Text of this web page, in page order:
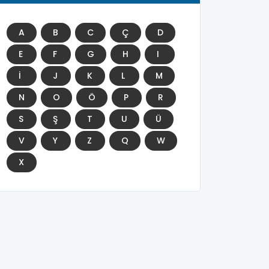
A B C Ç
D
E
F G H
I
İ
J K L
M
N
O Ö P
R
S
Ş T U
Ü
V
Y Z Q
W
X